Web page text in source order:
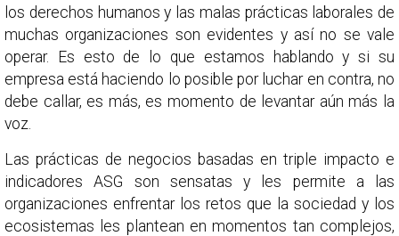
los derechos humanos y las malas prácticas laborales de
muchas organizaciones son evidentes y así no se vale
operar. Es esto de lo que estamos hablando y si su
empresa está haciendo lo posible por luchar en contra, no
debe callar, es más, es momento de levantar aún más la
voz.
Las prácticas de negocios basadas en triple impacto e
indicadores ASG son sensatas y les permite a las
organizaciones enfrentar los retos que la sociedad y los
ecosistemas les plantean en momentos tan complejos,